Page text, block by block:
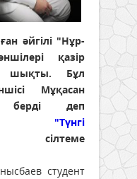
әйгілі "Нұр-
қазір
шықты. Бұл
Мұқасан
берді деп
"Түнгі
сілтеме
студент